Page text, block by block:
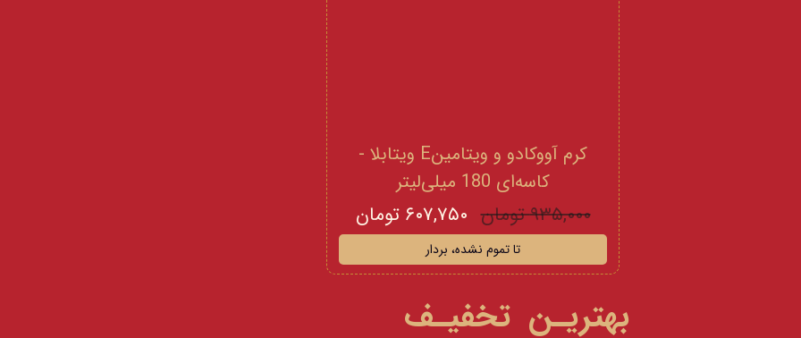
بهتریـن تخفیـف
کرم آووکادو و ویتامینE ویتابلا -
کاسه‌ای 180 میلی‌لیتر
۹۳۵,۰۰۰ تومان ۶۰۷,۷۵۰ تومان
تا تموم نشده، بردار